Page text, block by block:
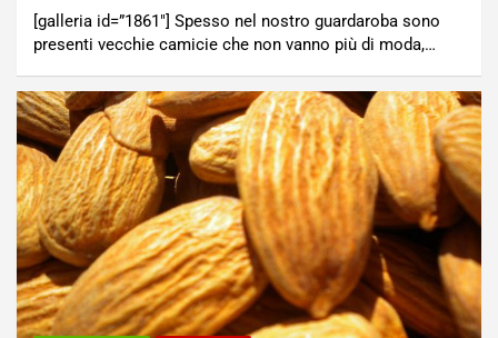
[galleria id=”1861″] Spesso nel nostro guardaroba sono
presenti vecchie camicie che non vanno più di moda,…